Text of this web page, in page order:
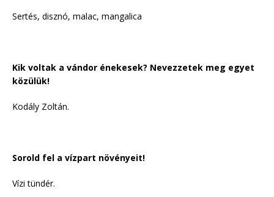
Sertés, disznó, malac, mangalica
Kik voltak a vándor énekesek? Nevezzetek meg egyet
közülük!
Kodály Zoltán.
Sorold fel a vízpart növényeit!
Vízi tündér.